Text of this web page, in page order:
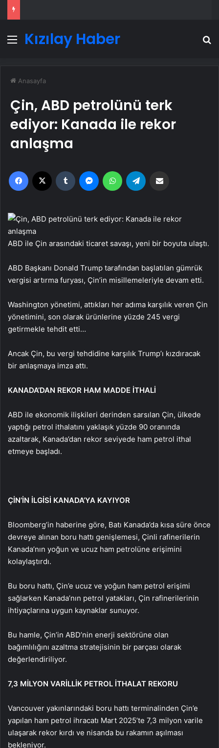
Menü
Kızılay Haber
Anasayfa
Çin, ABD petrolünü terk
ediyor: Kanada ile rekor
anlaşma
Facebook Tumblr MessengerWhatsApp
ABD ile Çin arasındaki ticaret savaşı, yeni bir boyuta ulaştı.
ABD Başkanı Donald Trump tarafından başlatılan gümrük
vergisi artırma furyası, Çin’in misillemeleriyle devam etti.
Washington yönetimi, attıkları her adıma karşılık veren Çin
yönetimini, son olarak ürünlerine yüzde 245 vergi
getirmekle tehdit etti…
Ancak Çin, bu vergi tehdidine karşılık Trump’ı kızdıracak
bir anlaşmaya imza attı.
KANADA’DAN REKOR HAM MADDE İTHALİ
ABD ile ekonomik ilişkileri derinden sarsılan Çin, ülkede
yaptığı petrol ithalatını yaklaşık yüzde 90 oranında
azaltarak, Kanada’dan rekor seviyede ham petrol ithal
etmeye başladı.
ÇİN’İN İLGİSİ KANADA’YA KAYIYOR
Bloomberg’in haberine göre, Batı Kanada’da kısa süre önce
devreye alınan boru hattı genişlemesi, Çinli rafinerilerin
Kanada’nın yoğun ve ucuz ham petrolüne erişimini
kolaylaştırdı.
Bu boru hattı, Çin’e ucuz ve yoğun ham petrol erişimi
sağlarken Kanada’nın petrol yatakları, Çin rafinerilerinin
ihtiyaçlarına uygun kaynaklar sunuyor.
Bu hamle, Çin’in ABD’nin enerji sektörüne olan
bağımlılığını azaltma stratejisinin bir parçası olarak
değerlendiriliyor.
7,3 MİLYON VARİLLİK PETROL İTHALAT REKORU
Vancouver yakınlarındaki boru hattı terminalinden Çin’e
yapılan ham petrol ihracatı Mart 2025’te 7,3 milyon varile
ulaşarak rekor kırdı ve nisanda bu rakamın aşılması
bekleniyor.